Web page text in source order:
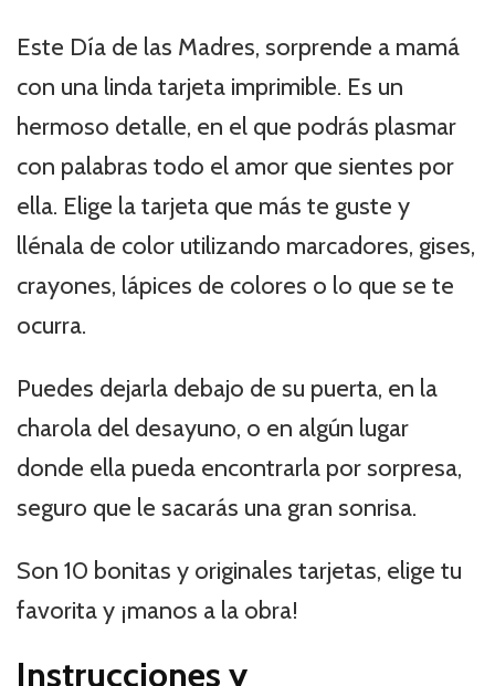
Este Día de las Madres, sorprende a mamá
con una linda tarjeta imprimible. Es un
hermoso detalle, en el que podrás plasmar
con palabras todo el amor que sientes por
ella. Elige la tarjeta que más te guste y
llénala de color utilizando marcadores, gises,
crayones, lápices de colores o lo que se te
ocurra.
Puedes dejarla debajo de su puerta, en la
charola del desayuno, o en algún lugar
donde ella pueda encontrarla por sorpresa,
seguro que le sacarás una gran sonrisa.
Son 10 bonitas y originales tarjetas, elige tu
favorita y ¡manos a la obra!
Instrucciones y